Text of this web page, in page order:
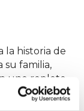
la historia de
familia,
uno repleto
habla de
casi